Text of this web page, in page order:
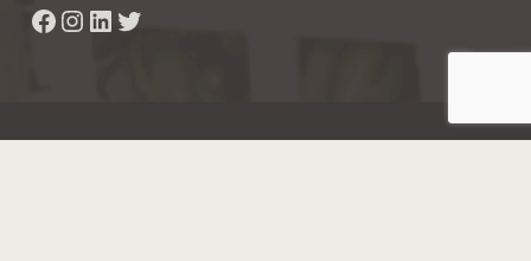
Facebook
Instagram
LinkedIn
Twitter